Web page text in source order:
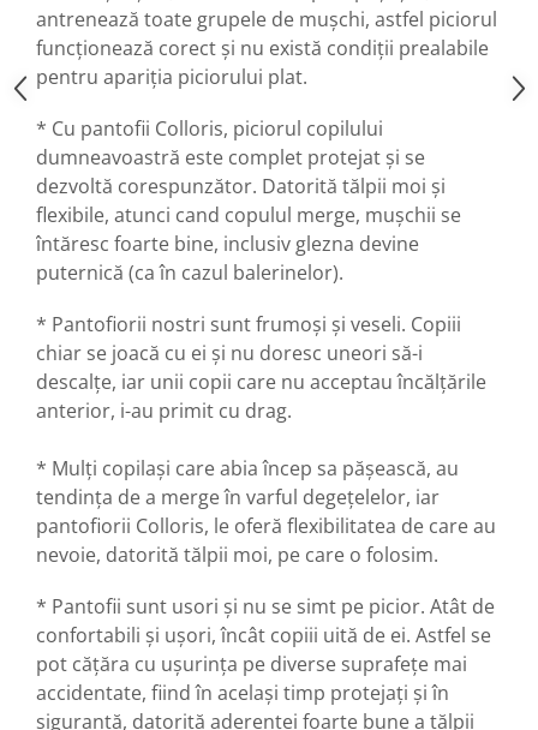
antrenează toate grupele de mușchi, astfel piciorul
funcționează corect și nu există condiții prealabile
pentru apariția piciorului plat.
* Cu pantofii Colloris, piciorul copilului
dumneavoastră este complet protejat și se
dezvoltă corespunzător. Datorită tălpii moi și
flexibile, atunci cand copulul merge, mușchii se
întăresc foarte bine, inclusiv glezna devine
puternică (ca în cazul balerinelor).
* Pantofiorii nostri sunt frumoși și veseli. Copiii
chiar se joacă cu ei și nu doresc uneori să-i
descalțe, iar unii copii care nu acceptau încălțările
anterior, i-au primit cu drag.
* Mulți copilași care abia încep sa pășească, au
tendința de a merge în varful degețelelor, iar
pantofiorii Colloris, le oferă flexibilitatea de care au
nevoie, datorită tălpii moi, pe care o folosim.
* Pantofii sunt usori și nu se simt pe picior. Atât de
confortabili și ușori, încât copiii uită de ei. Astfel se
pot cățăra cu ușurința pe diverse suprafețe mai
accidentate, fiind în același timp protejați și în
siguranță, datorită aderenței foarte bune a tălpii